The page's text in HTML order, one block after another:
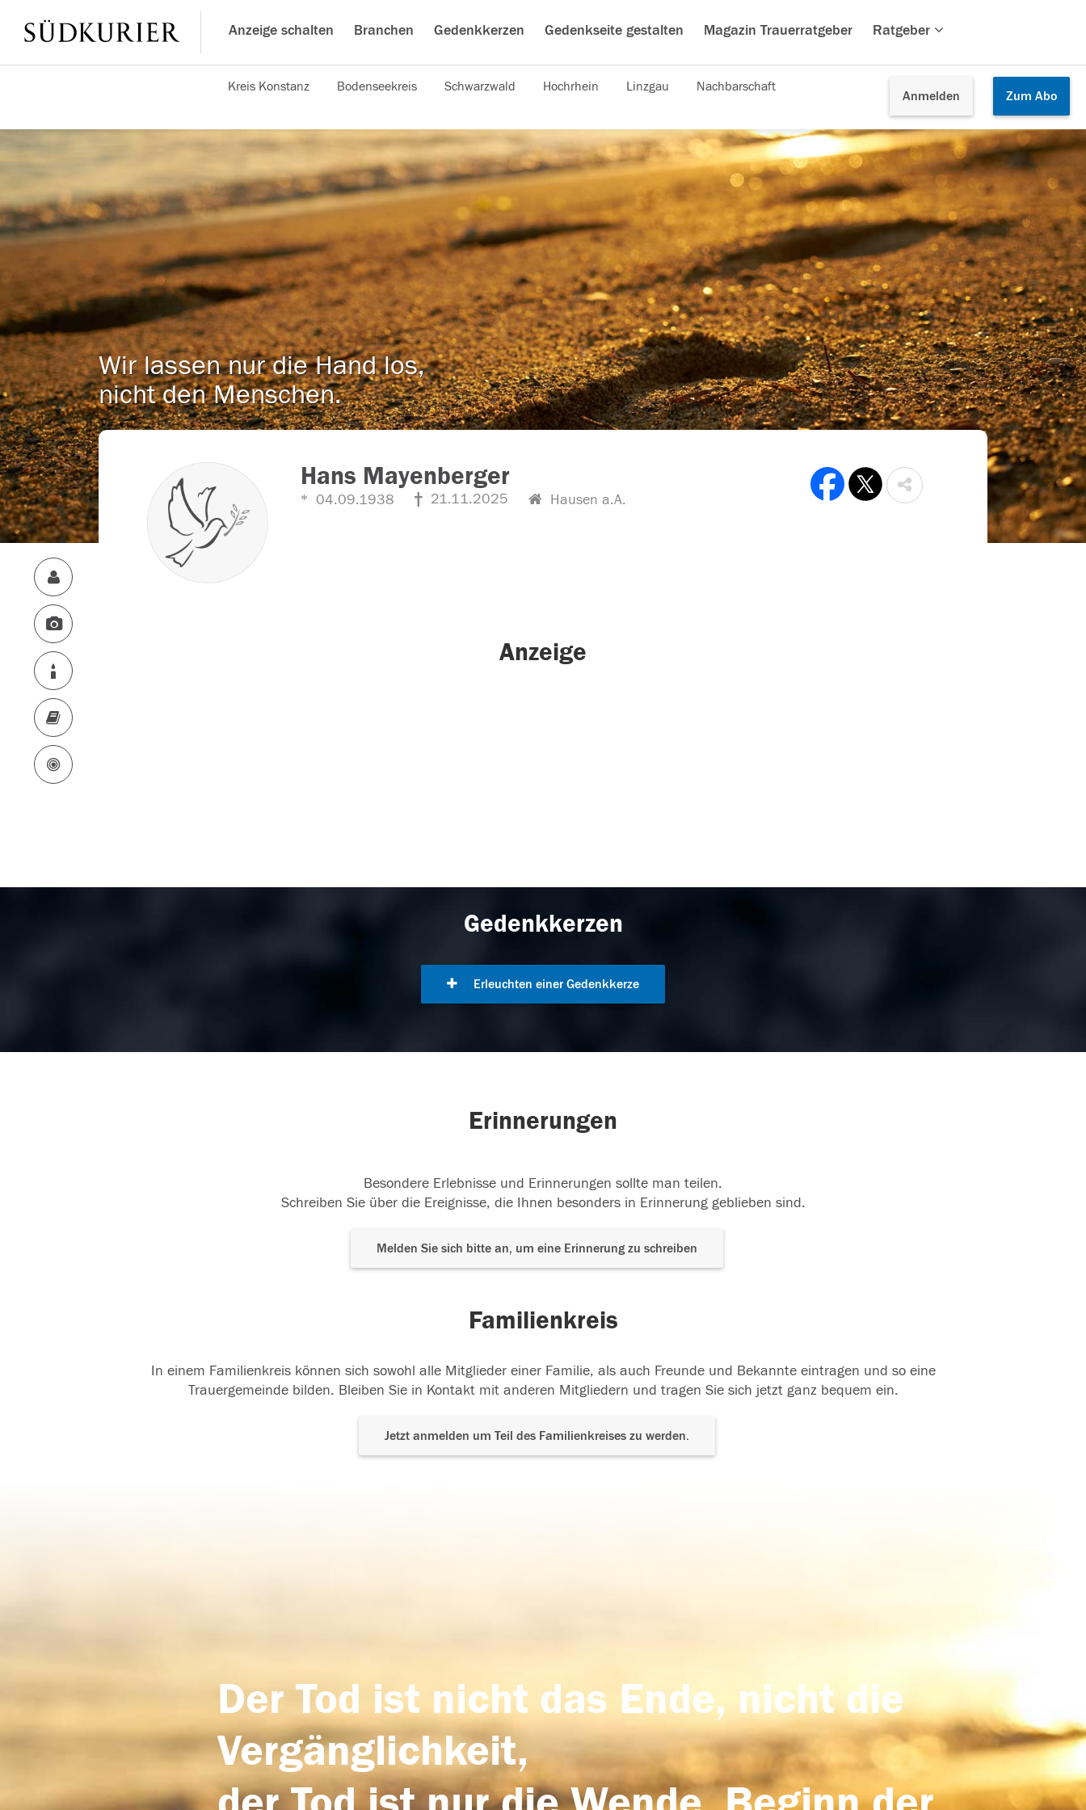
Anzeige schalten Branchen Gedenkkerzen Gedenkseite gestalten Magazin Trauerratgeber Ratgeber
Anmelden Zum Abo
Kreis Konstanz Bodenseekreis Schwarzwald Hochrhein Linzgau Nachbarschaft
Wir lassen nur die Hand los,
nicht den Menschen.
Hans Mayenberger
04.09.1938 21.11.2025 Hausen a.A.
Anzeige
Gedenkkerzen
Erleuchten einer Gedenkkerze
Erinnerungen
Besondere Erlebnisse und Erinnerungen sollte man teilen.
Schreiben Sie über die Ereignisse, die Ihnen besonders in Erinnerung geblieben sind.
Melden Sie sich bitte an, um eine Erinnerung zu schreiben
Familienkreis
In einem Familienkreis können sich sowohl alle Mitglieder einer Familie, als auch Freunde und Bekannte eintragen und so eine
Trauergemeinde bilden. Bleiben Sie in Kontakt mit anderen Mitgliedern und tragen Sie sich jetzt ganz bequem ein.
Jetzt anmelden um Teil des Familienkreises zu werden.
Der Tod ist nicht das Ende, nicht die
Vergänglichkeit,